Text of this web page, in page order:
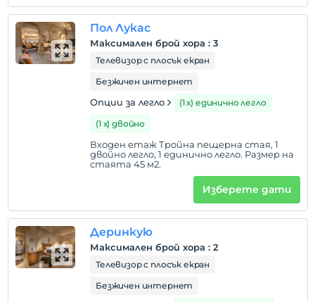
Пол Лукас
Максимален брой хора : 3
Телевизор с плосък екран
Безжичен интернет
Опции за легло
(1 х) единично легло
(1 х) двойно
Входен етаж Тройна пещерна стая, 1
двойно легло, 1 единично легло. Размер на
стаята 45 м2.
Изберете дати
Деринкую
Максимален брой хора : 2
Телевизор с плосък екран
Безжичен интернет